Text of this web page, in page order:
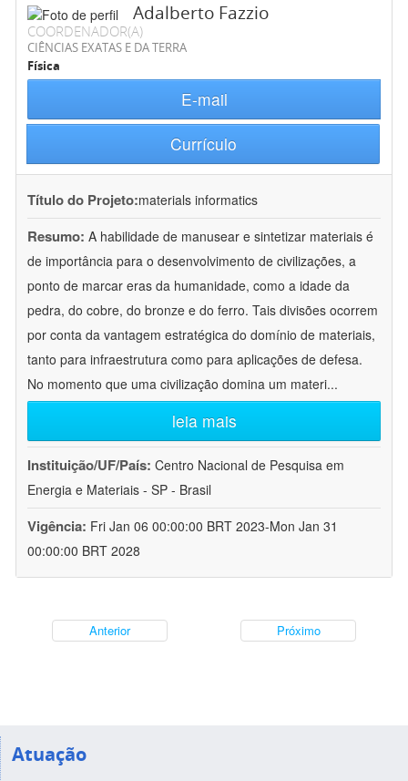
Adalberto Fazzio
COORDENADOR(A)
CIÊNCIAS EXATAS E DA TERRA
Física
E-mail
Currículo
Título do Projeto:materials informatics
Resumo: A habilidade de manusear e sintetizar materiais é
de importância para o desenvolvimento de civilizações, a
ponto de marcar eras da humanidade, como a idade da
pedra, do cobre, do bronze e do ferro. Tais divisões ocorrem
por conta da vantagem estratégica do domínio de materiais,
tanto para infraestrutura como para aplicações de defesa.
No momento que uma civilização domina um materi...
leia mais
Instituição/UF/País: Centro Nacional de Pesquisa em
Energia e Materiais - SP - Brasil
Vigência: Fri Jan 06 00:00:00 BRT 2023-Mon Jan 31
00:00:00 BRT 2028
Anterior Próximo
Atuação